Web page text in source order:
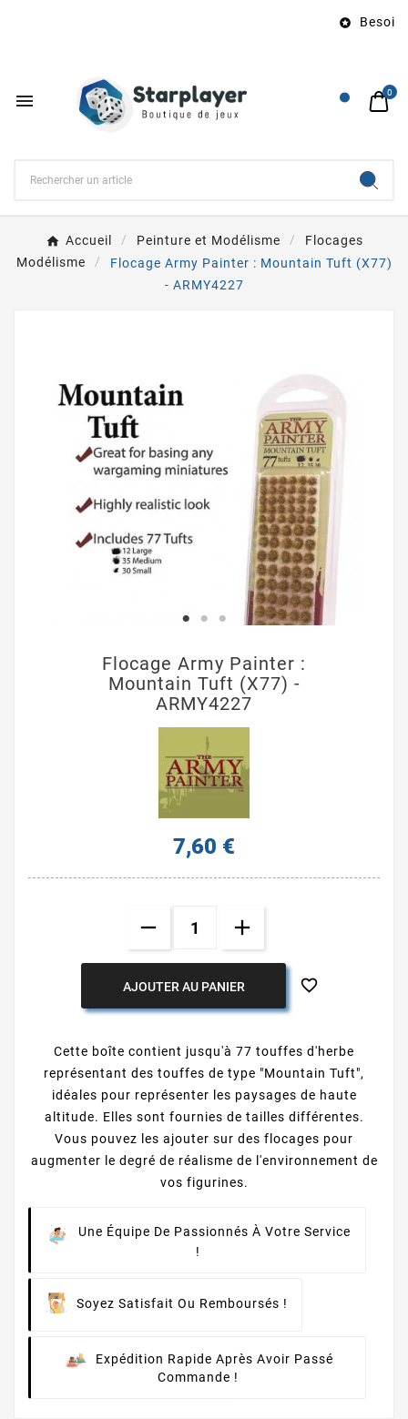
 Besoin
 0
Accueil Peinture et Modélisme
Flocages
Modélisme
Flocage Army Painter : Mountain Tuft (X77)
- ARMY4227
Flocage Army Painter :
Mountain Tuft (X77) -
ARMY4227
7,60 €
AJOUTER AU PANIER 
Cette boîte contient jusqu'à 77 touffes d'herbe
représentant des touffes de type "Mountain Tuft",
idéales pour représenter les paysages de haute
altitude. Elles sont fournies de tailles différentes.
Vous pouvez les ajouter sur des flocages pour
augmenter le degré de réalisme de l'environnement de
vos figurines.
Une Équipe De Passionnés À Votre Service
!
Soyez Satisfait Ou Remboursés !
Expédition Rapide Après Avoir Passé
Commande !